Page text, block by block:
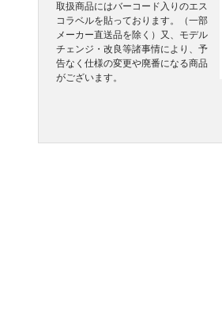
取扱商品にはバーコード入りのエス
コラベルを貼っております。（一部
メーカー直送品を除く）又、モデル
チェンジ・改良等諸事情により、予
告なく仕様の変更や廃番になる商品
がございます。